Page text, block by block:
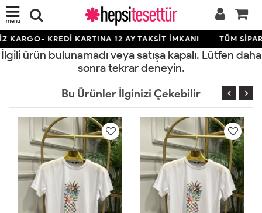
menü
KARGO- KREDİ KARTINA 12 AY TAKSİT İMKANI TÜM
İlgili ürün bulunamadı veya satışa kapalı. Lütfen daha
sonra tekrar deneyin.
Bu Ürünler İlginizi Çekebilir